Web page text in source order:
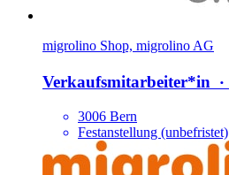
migrolino Shop, migrolino AG
Verkaufsmitarbeiter*​in ‧
3006 Bern
Festanstellung (unbefristet)